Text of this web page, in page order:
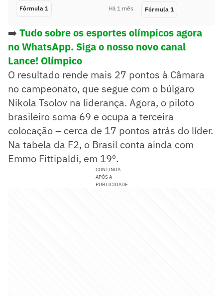
Fórmula 1 Há 1 mês Fórmula 1
➡️ Tudo sobre os esportes olímpicos agora
no WhatsApp. Siga o nosso novo canal
Lance! Olímpico
O resultado rende mais 27 pontos à Câmara
no campeonato, que segue com o búlgaro
Nikola Tsolov na liderança. Agora, o piloto
brasileiro soma 69 e ocupa a terceira
colocação – cerca de 17 pontos atrás do líder.
Na tabela da F2, o Brasil conta ainda com
Emmo Fittipaldi, em 19º.
CONTINUA
APÓS A
PUBLICIDADE